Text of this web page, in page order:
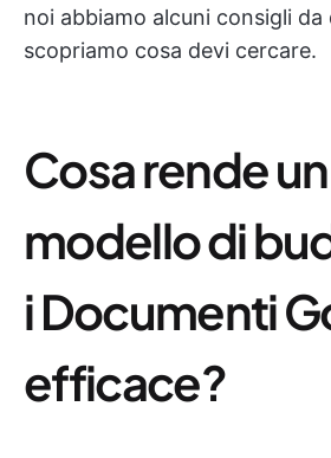
noi abbiamo alcuni consigli
scopriamo cosa devi cercare.
Cosa rende un
modello di
i Documenti
efficace?